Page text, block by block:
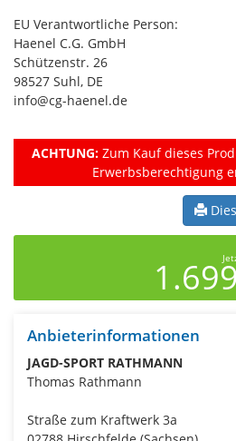
EU Verantwortliche Person:
Haenel C.G. GmbH
Schützenstr. 26
98527 Suhl, DE
info@cg-haenel.de
ACHTUNG:Zum Kauf dieses
Erwerbsberechtigung
Anbieterinformationen
JAGD-SPORT RATHMANN
Thomas Rathmann
Straße zum Kraftwerk 3a